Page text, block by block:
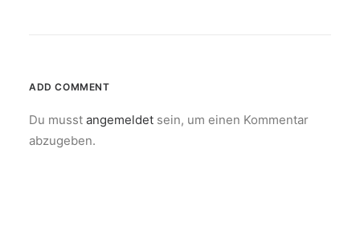
ADD COMMENT
Du musst angemeldet sein, um einen Kommentar
abzugeben.